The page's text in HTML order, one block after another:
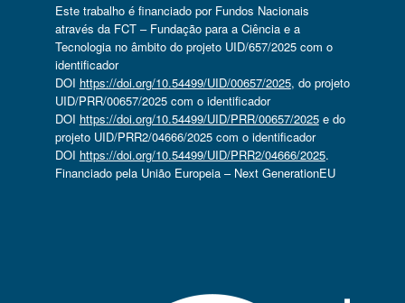
Este trabalho é financiado por Fundos Nacionais
através da FCT – Fundação para a Ciência e a
Tecnologia no âmbito do projeto UID/657/2025 com o
identificador
DOI https://doi.org/10.54499/UID/00657/2025, do projeto
UID/PRR/00657/2025 com o identificador
DOI https://doi.org/10.54499/UID/PRR/00657/2025e do
projeto UID/PRR2/04666/2025 com o identificador
DOI https://doi.org/10.54499/UID/PRR2/04666/2025.
Financiado pela União Europeia – Next GenerationEU